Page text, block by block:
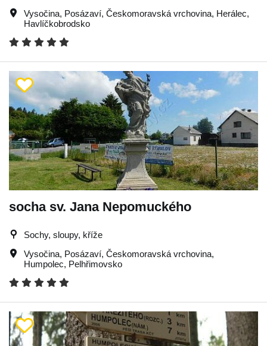
Vysočina, Posázaví, Českomoravská vrchovina, Herálec,
Havlíčkobrodsko
socha sv. Jana Nepomuckého
Sochy, sloupy, kříže
Vysočina, Posázaví, Českomoravská vrchovina,
Humpolec, Pelhřimovsko